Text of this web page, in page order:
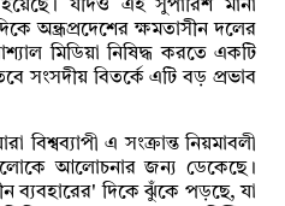
হয়েছে। যদিও এই সুপারিশ মানা
অন্ধ্রপ্রদেশের ক্ষমতাসীন দলের
মিডিয়া নিষিদ্ধ করতে একটি
সংসদীয় বিতর্কে এটি বড় প্রভাব
বিশ্বব্যাপী এ সংক্রান্ত নিয়মাবলী
আলোচনার জন্য ডেকেছে।
ব্যবহারের' দিকে ঝুঁকে পড়ছে, যা